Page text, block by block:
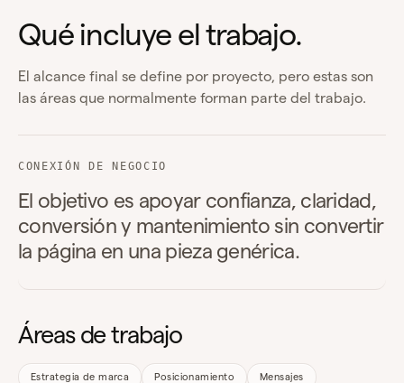
Qué incluye el trabajo.
El alcance final se define por proyecto, pero estas son
las áreas que normalmente forman parte del trabajo.
CONEXIÓN DE NEGOCIO
El objetivo es apoyar confianza, claridad,
conversión y mantenimiento sin convertir
la página en una pieza genérica.
Áreas de trabajo
Estrategia de marca Posicionamiento Mensajes